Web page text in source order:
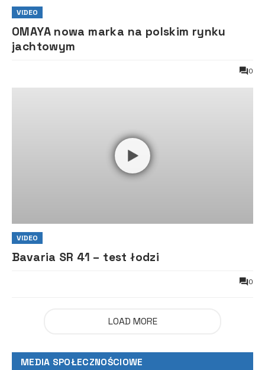
VIDEO
OMAYA nowa marka na polskim rynku
jachtowym
0
VIDEO
Bavaria SR 41 – test łodzi
0
LOAD MORE
MEDIA SPOŁECZNOŚCIOWE